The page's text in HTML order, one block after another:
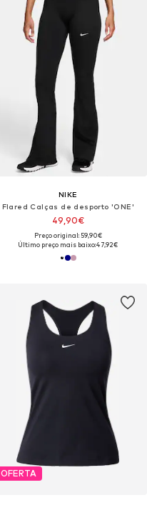
NIKE
Flared Calças de desporto 'ONE'
49,90€
Preço original: 59,90€
Último preço mais baixo:47,92€
OFERTA